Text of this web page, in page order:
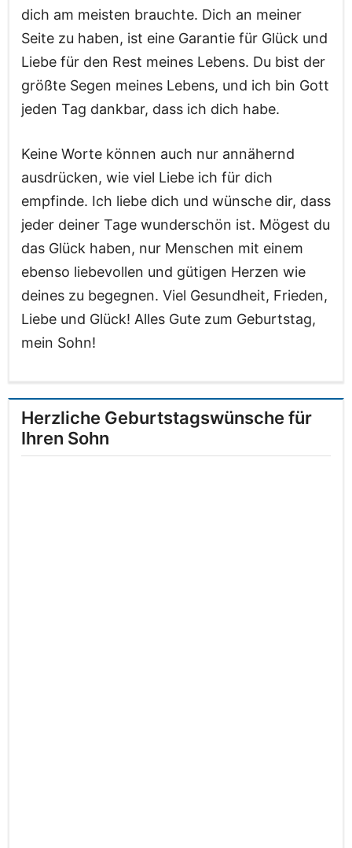
dich am meisten brauchte. Dich an meiner
Seite zu haben, ist eine Garantie für Glück und
Liebe für den Rest meines Lebens. Du bist der
größte Segen meines Lebens, und ich bin Gott
jeden Tag dankbar, dass ich dich habe.
Keine Worte können auch nur annähernd
ausdrücken, wie viel Liebe ich für dich
empfinde. Ich liebe dich und wünsche dir, dass
jeder deiner Tage wunderschön ist. Mögest du
das Glück haben, nur Menschen mit einem
ebenso liebevollen und gütigen Herzen wie
deines zu begegnen. Viel Gesundheit, Frieden,
Liebe und Glück! Alles Gute zum Geburtstag,
mein Sohn!
Herzliche Geburtstagswünsche für
Ihren Sohn